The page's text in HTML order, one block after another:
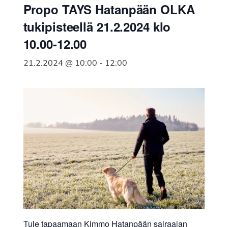
Suomen
Syöpäyhdistyksen
jäsenjärjestö.
Propo TAYS Hatanpään OLKA
tukipisteellä 21.2.2024 klo
10.00-12.00
21.2.2024 @ 10:00 - 12:00
Tule tapaamaan Kimmo Hatanpään sairaalan